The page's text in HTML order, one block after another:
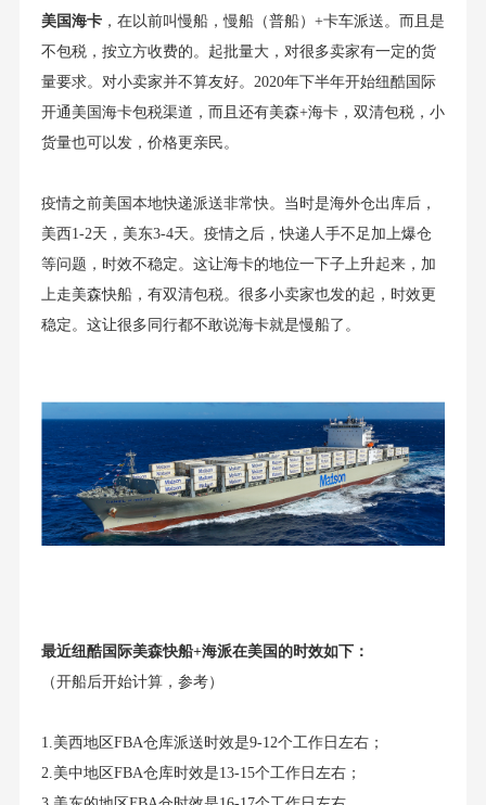
美国海卡，在以前叫慢船，慢船（普船）+卡车派送。而且是
不包税，按立方收费的。起批量大，对很多卖家有一定的货
量要求。对小卖家并不算友好。2020年下半年开始纽酷国际
开通美国海卡包税渠道，而且还有美森+海卡，双清包税，小
货量也可以发，价格更亲民。
疫情之前美国本地快递派送非常快。当时是海外仓出库后，
美西1-2天，美东3-4天。疫情之后，快递人手不足加上爆仓
等问题，时效不稳定。这让海卡的地位一下子上升起来，加
上走美森快船，有双清包税。很多小卖家也发的起，时效更
稳定。这让很多同行都不敢说海卡就是慢船了。
最近纽酷国际美森快船+海派在美国的时效如下：
（开船后开始计算，参考）
1.美西地区FBA仓库派送时效是9-12个工作日左右；
2.美中地区FBA仓库时效是13-15个工作日左右；